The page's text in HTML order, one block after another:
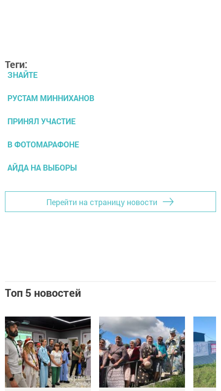
Теги:
ЗНАЙТЕ
РУСТАМ МИННИХАНОВ
ПРИНЯЛ УЧАСТИЕ
В ФОТОМАРАФОНЕ
АЙДА НА ВЫБОРЫ
Перейти на страницу новости
Топ 5 новостей